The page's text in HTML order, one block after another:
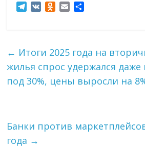
T
r
a
m
O
k
l
a
s
s
i
в
и
т
← Итоги 2025 года на
жилья спрос удержался
под 30%, цены выросли на
Банки против
года →